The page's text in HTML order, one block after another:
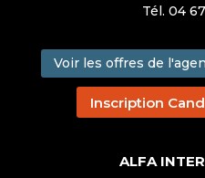
Tél. 04
Voir les offres de
Inscription
ALFA